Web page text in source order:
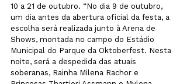
10 a 21 de outubro. “No dia 9 de outubro,
um dia antes da abertura oficial da festa, a
escolha será realizada junto à Arena de
Shows, montada no campo do Estádio
Municipal do Parque da Oktoberfest. Nesta
noite, será a despedida das atuais
soberanas, Rainha Milena Rachor e